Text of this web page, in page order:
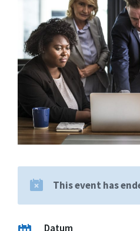
This event has
Datum